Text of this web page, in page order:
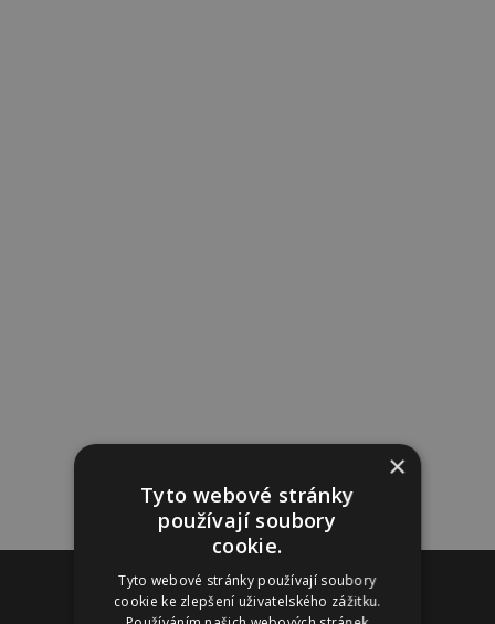
×
Tyto webové stránky
používají soubory
cookie.
Tyto webové stránky používají soubory
cookie ke zlepšení uživatelského zážitku.